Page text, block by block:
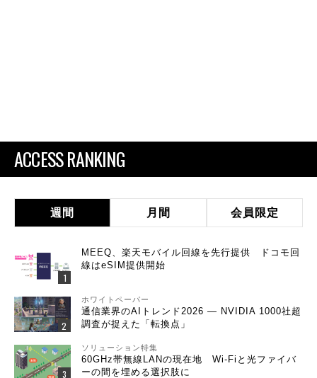
ACCESS RANKING
週間 月間 会員限定
MEEQ、楽天モバイル回線を先行提供 ドコモ回
線はeSIM提供開始
ホワイトペーパー
通信業界のAIトレンド2026 ― NVIDIA 1000社超
調査が捉えた「転換点」
ソリューション特集
60GHz帯無線LANの現在地 Wi-Fiと光ファイバ
ーの間を埋める選択肢に